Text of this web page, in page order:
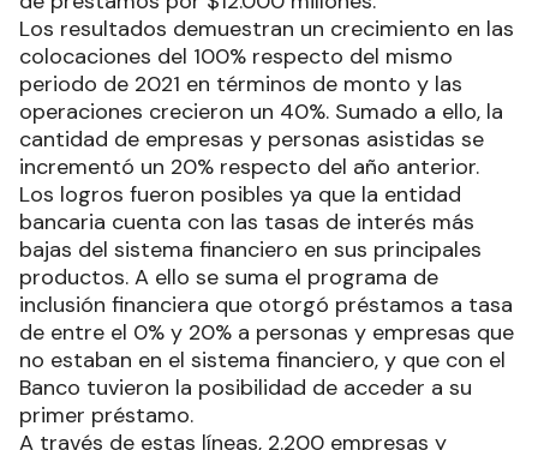
Los resultados demuestran un crecimiento en las
colocaciones del 100% respecto del mismo
periodo de 2021 en términos de monto y las
operaciones crecieron un 40%. Sumado a ello, la
cantidad de empresas y personas asistidas se
incrementó un 20% respecto del año anterior.
Los logros fueron posibles ya que la entidad
bancaria cuenta con las tasas de interés más
bajas del sistema financiero en sus principales
productos. A ello se suma el programa de
inclusión financiera que otorgó préstamos a tasa
de entre el 0% y 20% a personas y empresas que
no estaban en el sistema financiero, y que con el
Banco tuvieron la posibilidad de acceder a su
primer préstamo.
A través de estas líneas, 2.200 empresas y